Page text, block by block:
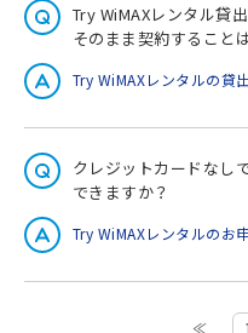
Try WiMAXレンタル貸
そのまま契約すること
クレジットカードなし
できますか？
≪ 1